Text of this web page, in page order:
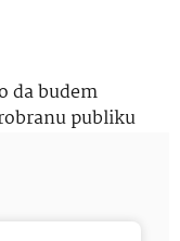
da budem
publiku